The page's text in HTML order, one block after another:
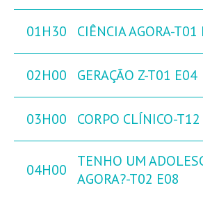
01H30 CIÊNCIA AGORA-T01
02H00 GERAÇÃO Z-T01 E04
03H00 CORPO CLÍNICO-
04H00
TENHO UM
AGORA?-T02 E08